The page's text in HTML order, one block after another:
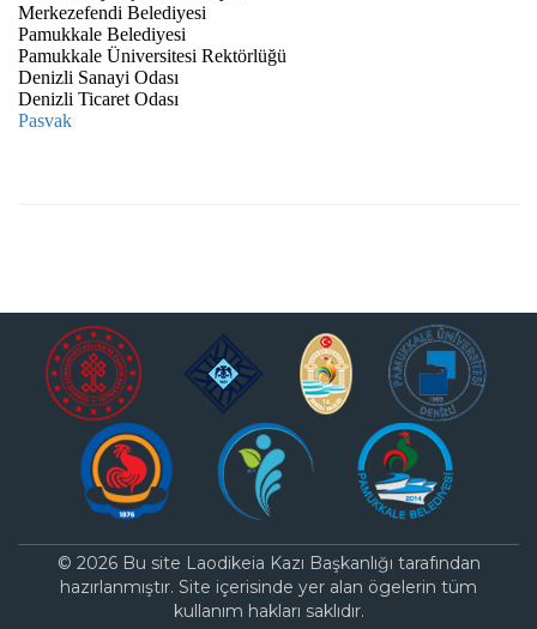
Merkezefendi Belediyesi
Pamukkale Belediyesi
Pamukkale Üniversitesi Rektörlüğü
Denizli Sanayi Odası
Denizli Ticaret Odası
Pasvak
© 2026 Bu site Laodikeia Kazı Başkanlığı tarafından
hazırlanmıştır. Site içerisinde yer alan ögelerin tüm
kullanım hakları saklıdır.